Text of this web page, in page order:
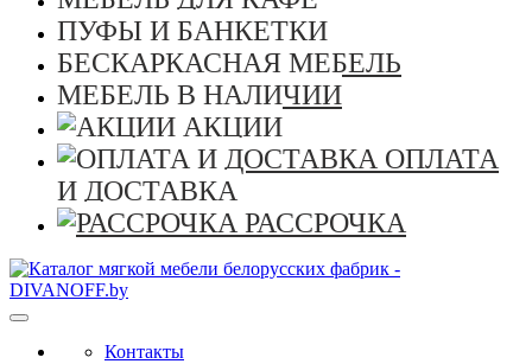
ПУФЫ И БАНКЕТКИ
БЕСКАРКАСНАЯ МЕБЕЛЬ
МЕБЕЛЬ В НАЛИЧИИ
АКЦИИ
ОПЛАТА
И ДОСТАВКА
РАССРОЧКА
Контакты